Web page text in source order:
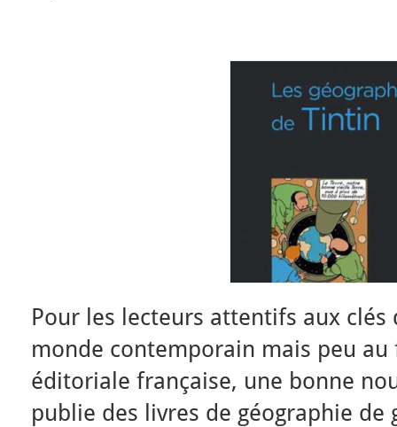
Pour les lecteurs attentifs aux
monde contemporain mais peu
éditoriale française, une bonne
publie des livres de géographie de